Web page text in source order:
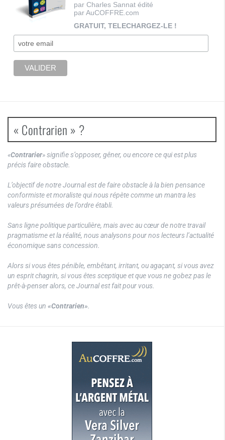
par Charles Sannat édité
par AuCOFFRE.com
GRATUIT, TELECHARGEZ-LE !
« Contrarien » ?
«Contrarier» signifie s’opposer, gêner, ou encore ce qui est plus
précis faire obstacle.
L’objectif de notre Journal est de faire obstacle à la bien pensance
conformiste et moraliste qui nous répète comme un mantra les
valeurs présumées de l’ordre établi.
Sans ligne politique particulière, mais avec au cœur de notre travail
pragmatisme et la réalité, nous analysons pour nos lecteurs l’actualité
économique sans concession.
Alors si vous êtes pénible, embêtant, irritant, ou agaçant, si vous avez
un esprit chagrin, si vous êtes sceptique et que vous ne gobez pas le
prêt-à-penser alors, ce Journal est fait pour vous.
Vous êtes un «Contrarien».